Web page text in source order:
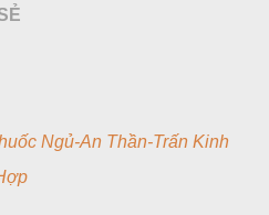
Ngủ-An Thần-Trấn Kinh